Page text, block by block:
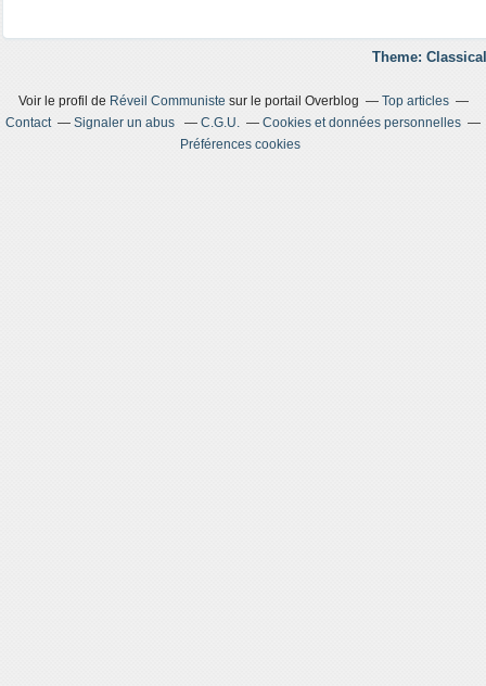
Theme:
Voir le profil de Réveil Communiste sur le portail Overblog
Top articles
Contact
Signaler un abus C.G.U.
Cookies et données personnelles
Préférences cookies